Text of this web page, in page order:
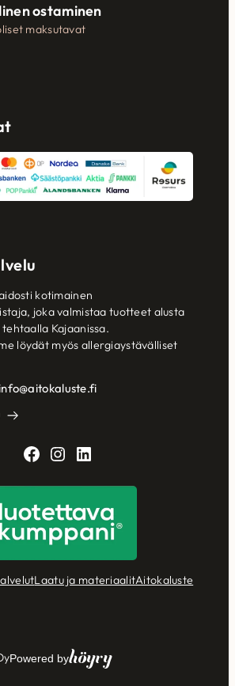
ostaminen
maksutavat
kotimainen
joka valmistaa tuotteet alusta
Kajaanissa.
löydät myös allergiaystävälliset
Facebook
Instagram
LinkedIn
Laatu ja materiaalitAitokaluste
Powered byHöyry